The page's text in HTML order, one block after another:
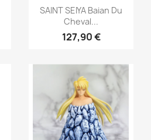
Aperçu rapide
SAINT SEIYA Baian Du
Cheval...
127,90 €